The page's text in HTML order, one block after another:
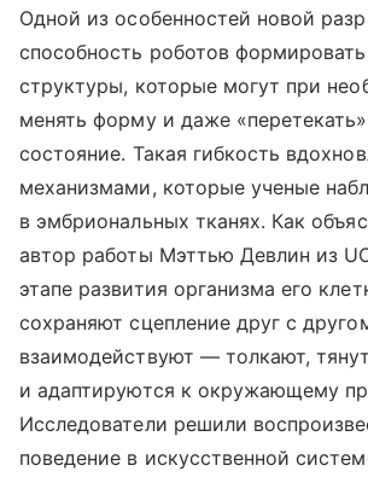
Одной из особенностей новой
способность роботов
структуры, которые могут при
менять форму и даже
состояние. Такая гибкость
механизмами, которые ученые
в эмбриональных тканях. Как
автор работы Мэттью Девлин из
этапе развития организма его
сохраняют сцепление друг с
взаимодействуют — толкают,
и адаптируются к окружающему
Исследователи решили
поведение в искусственной